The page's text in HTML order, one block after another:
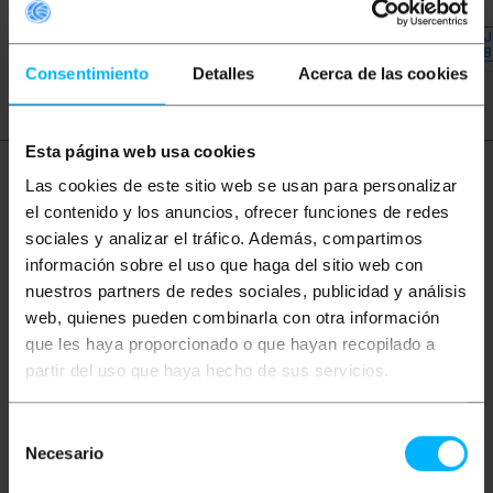
Consentimiento Detalles Acerca de las cookies
Esta página web usa cookies
Las cookies de este sitio web se usan para personalizar
el contenido y los anuncios, ofrecer funciones de redes
sociales y analizar el tráfico. Además, compartimos
información sobre el uso que haga del sitio web con
nuestros partners de redes sociales, publicidad y análisis
web, quienes pueden combinarla con otra información
que les haya proporcionado o que hayan recopilado a
partir del uso que haya hecho de sus servicios.
Necesario
Natychmiastowa dostawa
Ilość
Natychmiastowa dostawa
REF:
FA083
Ilość
Więcej informacji
Opis
Kabel zasilania trójbiegunowego czarny, typ H05VV i
z przewodami o średnicy 1,5 mm². Posiada
trójbiegunowe wtyczki na obu końcach. Z jednej
strony ma złącze męskie IEC-60320 C20
stosowania w UPS (UPS) do podłączania urządzeń
elektrycznych ze standardową wtyczką. Długość